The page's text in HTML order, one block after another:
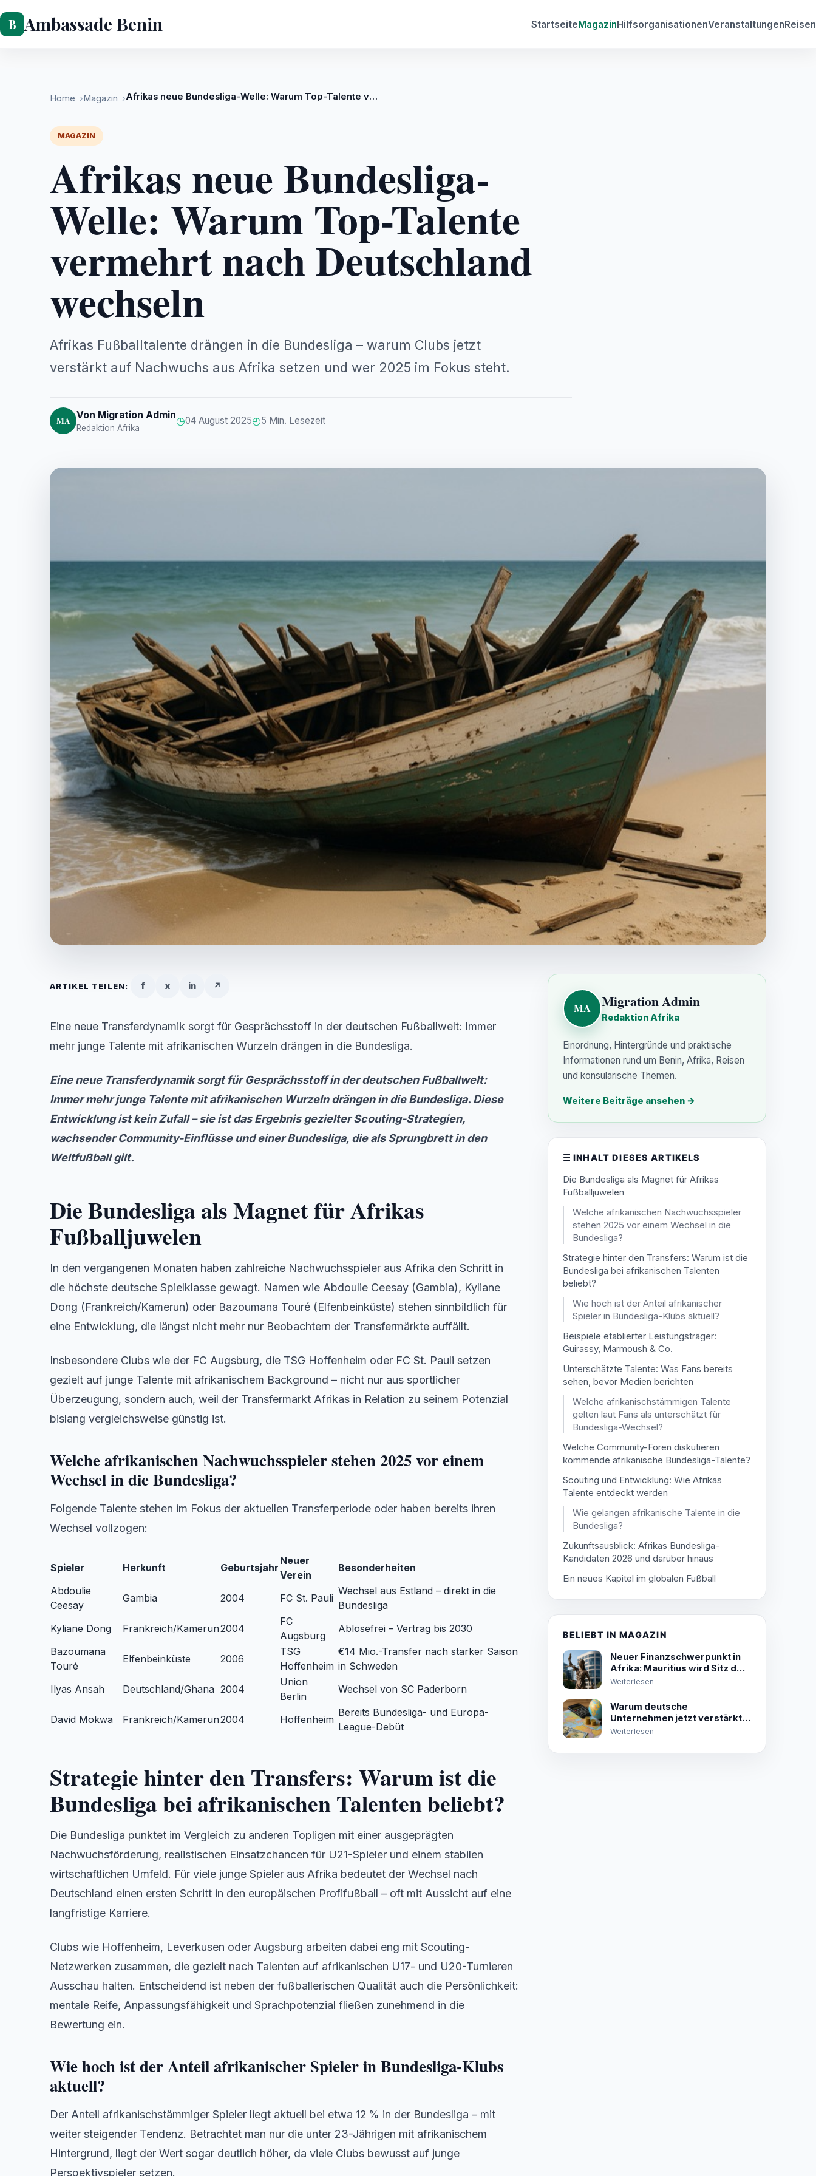
Ambassade Benin StartseiteMagazinHilfsorganisationenVeranstaltungenReisen
Magazin
Home Magazin Afrikas neue Bundesliga-Welle: Warum Top-Talente vermehrt nach Deutschland wechseln
MAGAZIN
Afrikas neue Bundesliga-
Welle: Warum Top-Talente
vermehrt nach Deutschland
wechseln
Afrikas Fußballtalente drängen in die Bundesliga – warum Clubs jetzt
verstärkt auf Nachwuchs aus Afrika setzen und wer 2025 im Fokus steht.
MA Von Migration Admin
Redaktion Afrika
◷04 August 2025◴5 Min. Lesezeit
ARTIKEL TEILEN: f x in ↗
Eine neue Transferdynamik sorgt für Gesprächsstoff in der deutschen Fußballwelt: Immer
mehr junge Talente mit afrikanischen Wurzeln drängen in die Bundesliga.
Eine neue Transferdynamik sorgt für Gesprächsstoff in der deutschen Fußballwelt:
Immer mehr junge Talente mit afrikanischen Wurzeln drängen in die Bundesliga. Diese
Entwicklung ist kein Zufall – sie ist das Ergebnis gezielter Scouting-Strategien,
wachsender Community-Einflüsse und einer Bundesliga, die als Sprungbrett in den
Weltfußball gilt.
Die Bundesliga als Magnet für Afrikas
Fußballjuwelen
In den vergangenen Monaten haben zahlreiche Nachwuchsspieler aus Afrika den Schritt in
die höchste deutsche Spielklasse gewagt. Namen wie Abdoulie Ceesay (Gambia), Kyliane
Dong (Frankreich/Kamerun) oder Bazoumana Touré (Elfenbeinküste) stehen sinnbildlich für
eine Entwicklung, die längst nicht mehr nur Beobachtern der Transfermärkte auffällt.
Insbesondere Clubs wie der FC Augsburg, die TSG Hoffenheim oder FC St. Pauli setzen
gezielt auf junge Talente mit afrikanischem Background – nicht nur aus sportlicher
Überzeugung, sondern auch, weil der Transfermarkt Afrikas in Relation zu seinem Potenzial
bislang vergleichsweise günstig ist.
Welche afrikanischen Nachwuchsspieler stehen 2025 vor einem
Wechsel in die Bundesliga?
Folgende Talente stehen im Fokus der aktuellen Transferperiode oder haben bereits ihren
Wechsel vollzogen:
Spieler Herkunft Geburtsjahr
Neuer
Verein
Besonderheiten
Abdoulie
Ceesay
Gambia 2004 FC St. Pauli
Wechsel aus Estland – direkt in die
Bundesliga
Kyliane Dong
Frankreich/Kamerun2004
FC
Augsburg
Ablösefrei – Vertrag bis 2030
Bazoumana
Touré
Elfenbeinküste 2006
TSG
Hoffenheim
€14 Mio.-Transfer nach starker Saison
in Schweden
Ilyas Ansah
Deutschland/Ghana 2004
Union
Berlin
Wechsel von SC Paderborn
David Mokwa Frankreich/Kamerun2004 Hoffenheim
Bereits Bundesliga- und Europa-
League-Debüt
Strategie hinter den Transfers: Warum ist die
Bundesliga bei afrikanischen Talenten beliebt?
Die Bundesliga punktet im Vergleich zu anderen Topligen mit einer ausgeprägten
Nachwuchsförderung, realistischen Einsatzchancen für U21-Spieler und einem stabilen
wirtschaftlichen Umfeld. Für viele junge Spieler aus Afrika bedeutet der Wechsel nach
Deutschland einen ersten Schritt in den europäischen Profifußball – oft mit Aussicht auf eine
langfristige Karriere.
Clubs wie Hoffenheim, Leverkusen oder Augsburg arbeiten dabei eng mit Scouting-
Netzwerken zusammen, die gezielt nach Talenten auf afrikanischen U17- und U20-Turnieren
Ausschau halten. Entscheidend ist neben der fußballerischen Qualität auch die Persönlichkeit:
mentale Reife, Anpassungsfähigkeit und Sprachpotenzial fließen zunehmend in die
Bewertung ein.
Wie hoch ist der Anteil afrikanischer Spieler in Bundesliga-Klubs
aktuell?
Der Anteil afrikanischstämmiger Spieler liegt aktuell bei etwa 12 % in der Bundesliga – mit
weiter steigender Tendenz. Betrachtet man nur die unter 23-Jährigen mit afrikanischem
Hintergrund, liegt der Wert sogar deutlich höher, da viele Clubs bewusst auf junge
Perspektivspieler setzen.
MA Migration Admin
Redaktion Afrika
Einordnung, Hintergründe und praktische
Informationen rund um Benin, Afrika, Reisen
und konsularische Themen.
Weitere Beiträge ansehen →
☰ INHALT DIESES ARTIKELS
Die Bundesliga als Magnet für Afrikas
Fußballjuwelen
Welche afrikanischen Nachwuchsspieler
stehen 2025 vor einem Wechsel in die
Bundesliga?
Strategie hinter den Transfers: Warum ist die
Bundesliga bei afrikanischen Talenten
beliebt?
Wie hoch ist der Anteil afrikanischer
Spieler in Bundesliga-Klubs aktuell?
Beispiele etablierter Leistungsträger:
Guirassy, Marmoush & Co.
Unterschätzte Talente: Was Fans bereits
sehen, bevor Medien berichten
Welche afrikanischstämmigen Talente
gelten laut Fans als unterschätzt für
Bundesliga-Wechsel?
Welche Community-Foren diskutieren
kommende afrikanische Bundesliga-Talente?
Scouting und Entwicklung: Wie Afrikas
Talente entdeckt werden
Wie gelangen afrikanische Talente in die
Bundesliga?
Zukunftsausblick: Afrikas Bundesliga-
Kandidaten 2026 und darüber hinaus
Ein neues Kapitel im globalen Fußball
BELIEBT IN MAGAZIN
Neuer Finanzschwerpunkt in
Afrika: Mauritius wird Sitz der
Africa Credit Rating Agency
Weiterlesen
Warum deutsche
Unternehmen jetzt verstärkt
in Afrika investieren –
Weiterlesen